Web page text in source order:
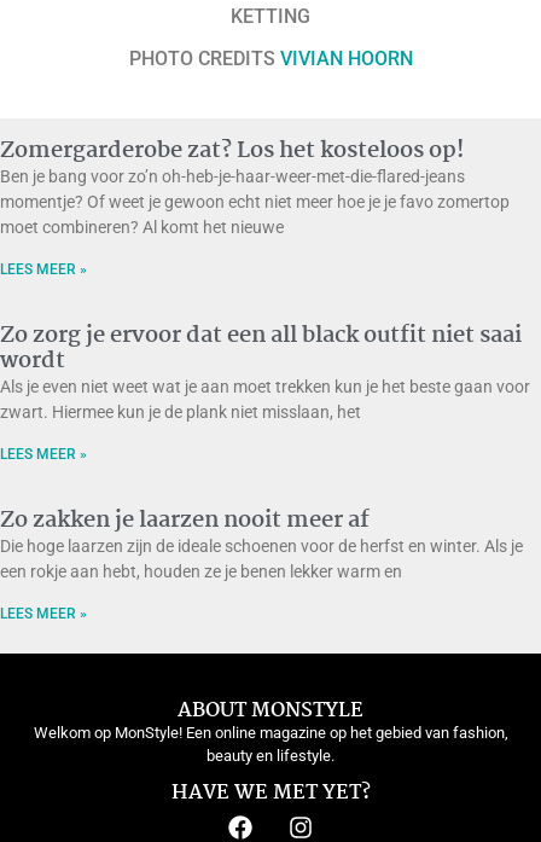
KETTING
PHOTO CREDITS VIVIAN HOORN
Zomergarderobe zat? Los het kosteloos op!
Ben je bang voor zo’n oh-heb-je-haar-weer-met-die-flared-jeans
momentje? Of weet je gewoon echt niet meer hoe je je favo zomertop
moet combineren? Al komt het nieuwe
LEES MEER »
Zo zorg je ervoor dat een all black outfit niet saai
wordt
Als je even niet weet wat je aan moet trekken kun je het beste gaan voor
zwart. Hiermee kun je de plank niet misslaan, het
LEES MEER »
Zo zakken je laarzen nooit meer af
Die hoge laarzen zijn de ideale schoenen voor de herfst en winter. Als je
een rokje aan hebt, houden ze je benen lekker warm en
LEES MEER »
ABOUT MONSTYLE
Welkom op MonStyle! Een online magazine op het gebied van fashion,
beauty en lifestyle.
HAVE WE MET YET?